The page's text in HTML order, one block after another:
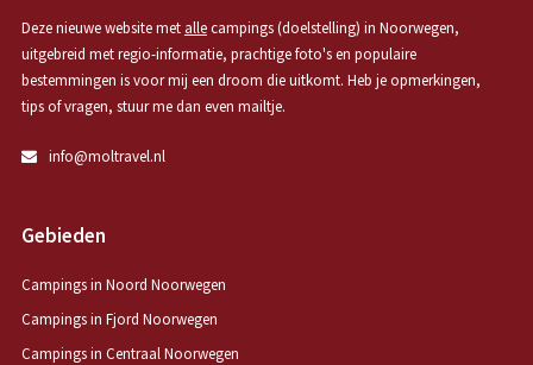
Deze nieuwe website met allecampings (doelstelling) in Noorwegen,
uitgebreid met regio-informatie, prachtige foto's en populaire
bestemmingen is voor mij een droom die uitkomt. Heb je opmerkingen,
tips of vragen, stuur me dan even mailtje.
info@moltravel.nl
Gebieden
Campings in Noord Noorwegen
Campings in Fjord Noorwegen
Campings in Centraal Noorwegen